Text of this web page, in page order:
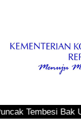
Tembesi Bak